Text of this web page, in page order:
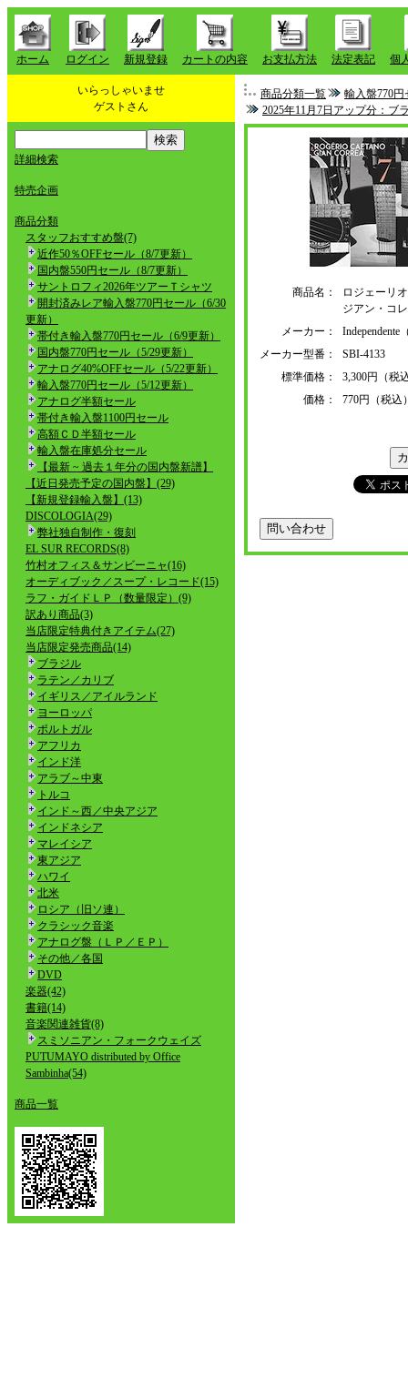
ホーム ログイン 新規登録 カートの内容 お支払方法 法定表記 個
いらっしゃいませ
ゲストさん
詳細検索
特売企画
商品分類
スタッフおすすめ盤(7)
近作50％OFFセール（8/7更新）
国内盤550円セール（8/7更新）
サントロフィ2026年ツアーＴシャツ
開封済みレア輸入盤770円セール（6/30
更新）
帯付き輸入盤770円セール（6/9更新）
国内盤770円セール（5/29更新）
アナログ40%OFFセール（5/22更新）
輸入盤770円セール（5/12更新）
アナログ半額セール
帯付き輸入盤1100円セール
高額ＣＤ半額セール
輸入盤在庫処分セール
【最新 ~ 過去１年分の国内盤新譜】
【近日発売予定の国内盤】(29)
【新規登録輸入盤】(13)
DISCOLOGIA(29)
弊社独自制作・復刻
EL SUR RECORDS(8)
竹村オフィス＆サンビーニャ(16)
オーディブック／スープ・レコード(15)
ラフ・ガイドＬＰ（数量限定）(9)
訳あり商品(3)
当店限定特典付きアイテム(27)
当店限定発売商品(14)
ブラジル
ラテン／カリブ
イギリス／アイルランド
ヨーロッパ
ポルトガル
アフリカ
インド洋
アラブ～中東
トルコ
インド～西／中央アジア
インドネシア
マレイシア
東アジア
ハワイ
北米
ロシア（旧ソ連）
クラシック音楽
アナログ盤（ＬＰ／ＥＰ）
その他／各国
DVD
楽器(42)
書籍(14)
音楽関連雑貨(8)
スミソニアン・フォークウェイズ
PUTUMAYO distributed by Office
Sambinha(54)
商品一覧
商品分類一覧
輸入盤770円
2025年11月7日アップ分：ブ
商品名：
ロジェーリ
ジアン・コ
メーカー：
メーカー型番：
SBI-4133
標準価格：
3,300円（税
価格：
770円（税込